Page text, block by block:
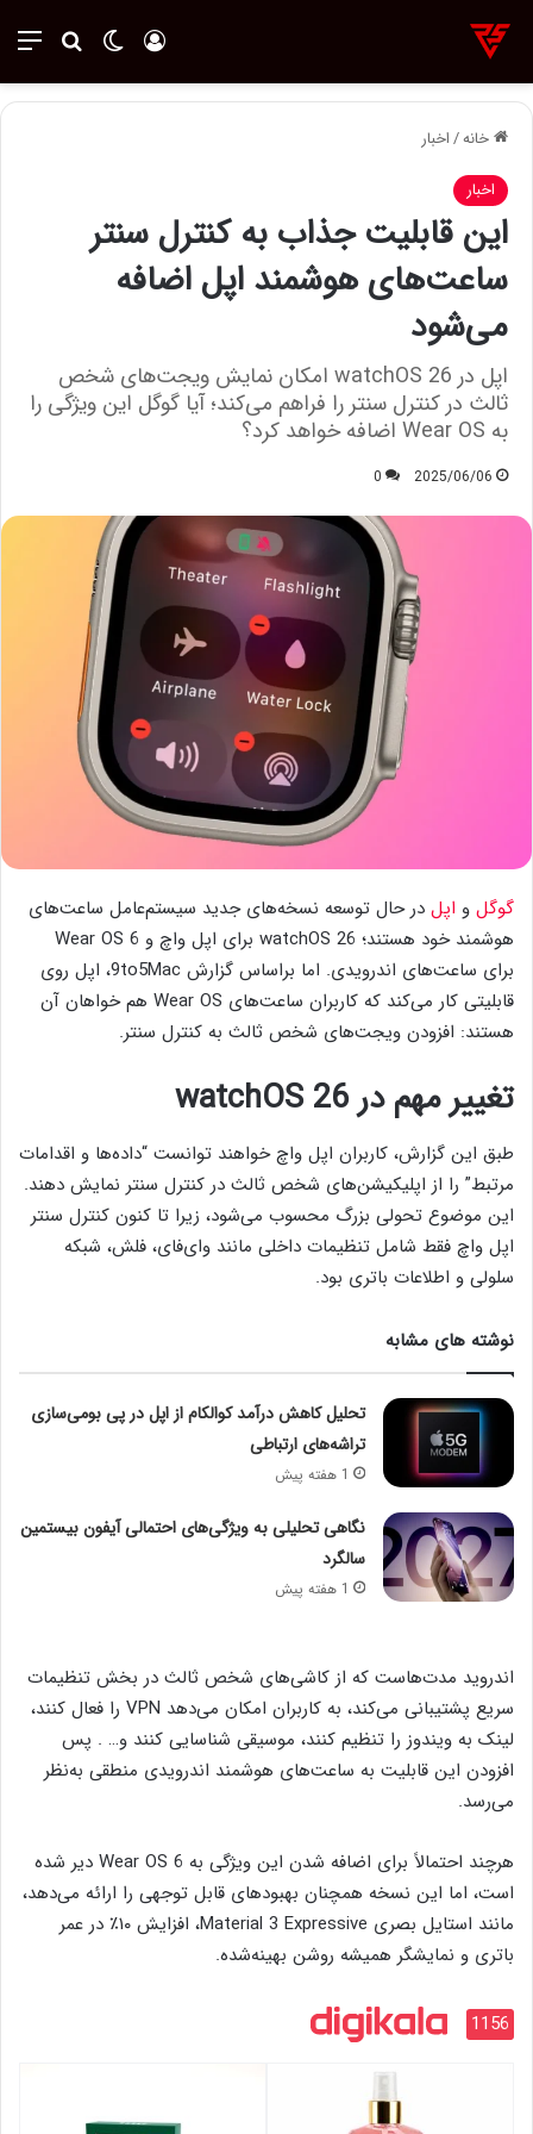
تغییر پوسته ورود
خانه/اخبار
اخبار
این قابلیت جذاب به کنترل سنتر
ساعت‌های هوشمند اپل اضافه
می‌شود
اپل در watchOS 26 امکان نمایش ویجت‌های شخص
ثالث در کنترل سنتر را فراهم می‌کند؛ آیا گوگل این ویژگی را
به Wear OS اضافه خواهد کرد؟
2025/06/06
0
گوگل و اپل در حال توسعه نسخه‌های جدید سیستم‌عامل ساعت‌های
هوشمند خود هستند؛ watchOS 26 برای اپل واچ و Wear OS 6
برای ساعت‌های اندرویدی. اما براساس گزارش 9to5Mac، اپل روی
قابلیتی کار می‌کند که کاربران ساعت‌های Wear OS هم خواهان آن
هستند: افزودن ویجت‌های شخص ثالث به کنترل سنتر.
تغییر مهم در watchOS 26
طبق این گزارش، کاربران اپل واچ خواهند توانست “داده‌ها و اقدامات
مرتبط” را از اپلیکیشن‌های شخص ثالث در کنترل سنتر نمایش دهند.
این موضوع تحولی بزرگ محسوب می‌شود، زیرا تا کنون کنترل سنتر
اپل واچ فقط شامل تنظیمات داخلی مانند وای‌فای، فلش، شبکه
سلولی و اطلاعات باتری بود.
نوشته های مشابه
تحلیل کاهش درآمد کوالکام از اپل در پی بومی‌سازی
تراشه‌های ارتباطی
1 هفته پیش
نگاهی تحلیلی به ویژگی‌های احتمالی آیفون بیستمین
سالگرد
1 هفته پیش
اندروید مدت‌هاست که از کاشی‌های شخص ثالث در بخش تنظیمات
سریع پشتیبانی می‌کند، به کاربران امکان می‌دهد VPN را فعال کنند،
لینک به ویندوز را تنظیم کنند، موسیقی شناسایی کنند و… . پس
افزودن این قابلیت به ساعت‌های هوشمند اندرویدی منطقی به‌نظر
می‌رسد.
هرچند احتمالاً برای اضافه شدن این ویژگی به Wear OS 6 دیر شده
است، اما این نسخه همچنان بهبودهای قابل توجهی را ارائه می‌دهد،
مانند استایل بصری Material 3 Expressive، افزایش ۱۰٪ در عمر
باتری و نمایشگر همیشه روشن بهینه‌شده.
1156